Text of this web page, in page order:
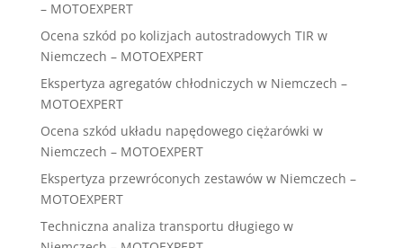
– MOTOEXPERT
Ocena szkód po kolizjach autostradowych TIR w
Niemczech – MOTOEXPERT
Ekspertyza agregatów chłodniczych w Niemczech –
MOTOEXPERT
Ocena szkód układu napędowego ciężarówki w
Niemczech – MOTOEXPERT
Ekspertyza przewróconych zestawów w Niemczech –
MOTOEXPERT
Techniczna analiza transportu długiego w